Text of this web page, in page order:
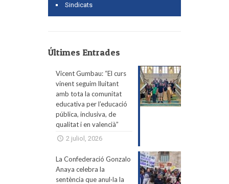
Sindicats
Últimes Entrades
Vicent Gumbau: “El curs
vinent seguim lluitant
amb tota la comunitat
educativa per l’educació
pública, inclusiva, de
qualitat i en valencià”
2 juliol, 2026
La Confederació Gonzalo
Anaya celebra la
sentència que anul·la la